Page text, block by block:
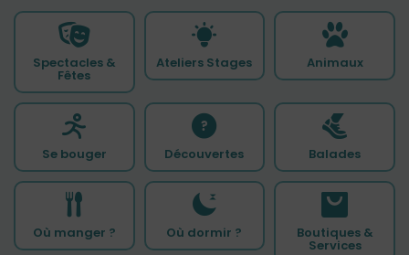
Spectacles &
Fêtes
Ateliers Stages Animaux
Se bouger Découvertes Balades
Où manger ? Où dormir ? Boutiques &
Services